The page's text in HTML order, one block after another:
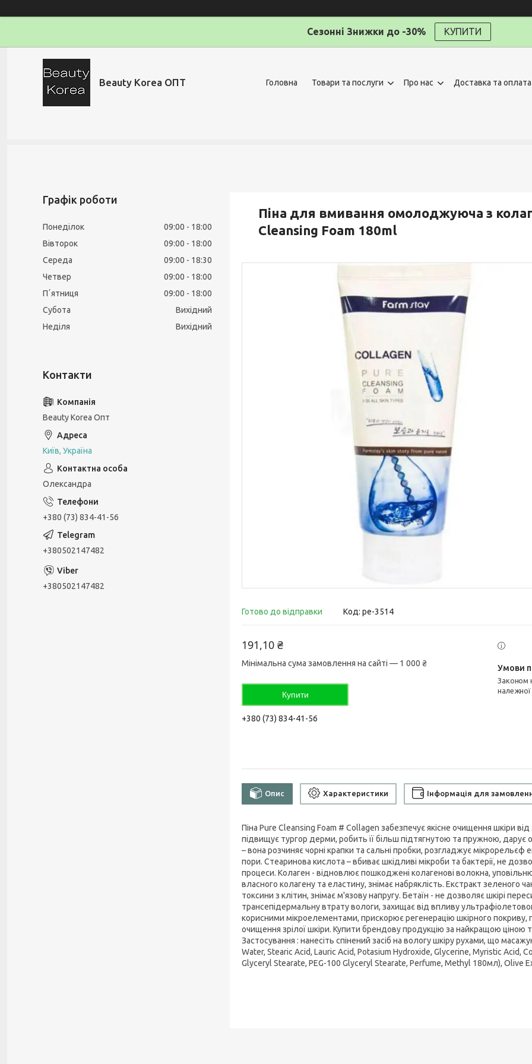
Сезонні Знижки до -30% КУПИТИ
Beauty Korea ОПТ Головна Товари та послуги Про нас Доставка та оплата
Піна для вмивання омолоджуюча з
Cleansing Foam 180ml
Готово до відправки Код: pe-3514
191,10 ₴
Мінімальна сума замовлення на сайті — 1 000 ₴
Купити
+380 (73) 834-41-56
Законом не передбачено повернення та обмін даного товару
належної
Опис Характеристики Інформація для
Піна Pure Cleansing Foam # Collagen забезпечує якісне очищення шкіри
підвищує тургор дерми, робить її більш підтягнутою та пружною, дарує
– вона розчиняє чорні крапки та сальні пробки, розгладжує
пори. Стеаринова кислота – вбиває шкідливі мікроби та бактерії, не
процеси. Колаген - відновлює пошкоджені колагенові волокна,
власного колагену та еластину, знімає набряклість. Екстракт зеленого
токсини з клітин, знімає м'язову напругу. Бетаїн - не дозволяє шкірі
трансепідермальну втрату вологи, захищає від впливу
корисними мікроелементами, прискорює регенерацію шкірного покриву,
очищення зрілої шкіри. Купити брендову продукцію за найкращою ціною
Застосування : нанесіть спінений засіб на вологу шкіру рухами, що
Water, Stearic Acid, Lauric Acid, Potasium Hydroxide, Glycerine, Myristic Acid,
Glyceryl Stearate, PEG-100 Glyceryl Stearate, Perfume, Methyl 180мл), Olive
Графік роботи
Понеділок 09:00
18:00
Вівторок
09:00
18:00
Середа
09:00
18:30
Четвер
09:00
18:00
Пʼятниця
09:00
18:00
Субота
Вихідний
Неділя
Вихідний
Beauty Korea Опт
Київ, Україна
Олександра
+380 (73) 834-41-56
+380502147482
+380502147482